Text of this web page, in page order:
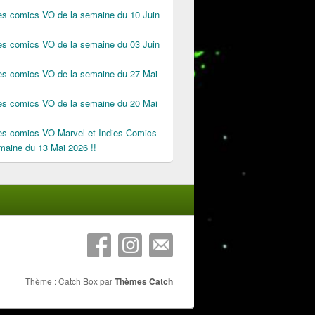
comics VO de la semaine du 10 Juin
comics VO de la semaine du 03 Juin
comics VO de la semaine du 27 Mai
comics VO de la semaine du 20 Mai
comics VO Marvel et Indies Comics
du 13 Mai 2026 !!
Thème : Catch Box parThèmes Catch